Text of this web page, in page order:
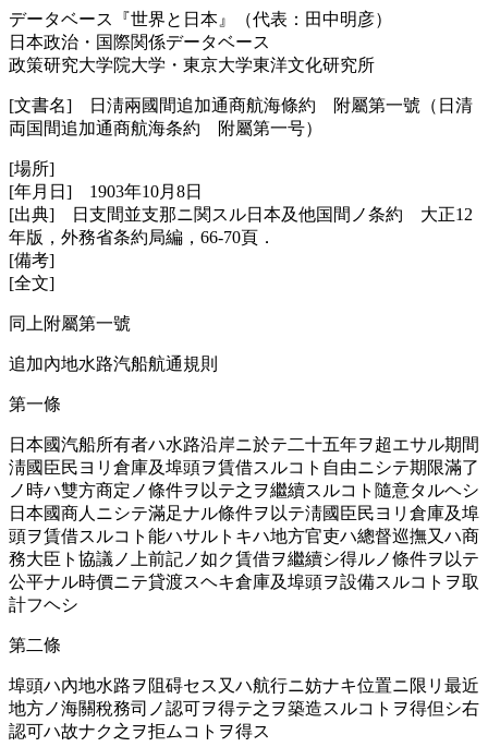
データベース『世界と日本』（代表：田中明彦）
日本政治・国際関係データベース
政策研究大学院大学・東京大学東洋文化研究所
[文書名] 日淸兩國間追加通󠄁商航海條約 附屬第一號（日清
両国間追加通商航海条約 附屬第一号）
[場所]
[年月日] 1903年10月8日
[出典] 日支間並支那ニ関スル日本及他国間ノ条約 大正12
年版，外務省条約局編，66-70頁．
[備考]
[全文]
同上附屬第一號
追加內地水路汽船航通󠄁規則
第一條
日本國汽船所󠄁有者ハ水路沿岸ニ於テ二十五年ヲ超エサル期間
淸國臣民ヨリ倉庫及埠頭ヲ賃借スルコト自由ニシテ期限滿了
ノ時ハ雙方商定ノ條件ヲ以テ之ヲ繼續スルコト隨意タルヘシ
日本國商人ニシテ滿足ナル條件ヲ以テ淸國臣民ヨリ倉庫及埠
頭ヲ賃借スルコト能ハサルトキハ地方官吏ハ總督巡撫又ハ商
務大臣ト協議ノ上前記ノ如ク賃借ヲ繼續シ得ルノ條件ヲ以テ
公平ナル時價ニテ貸渡スヘキ倉庫及埠頭ヲ設備スルコトヲ取
計フヘシ
第二條
埠頭ハ內地水路ヲ阻碍セス又ハ航行ニ妨ナキ位置ニ限リ最近
地方ノ海關稅務司ノ認󠄁可ヲ得テ之ヲ築造󠄁スルコトヲ得但シ右
認󠄁可ハ故ナク之ヲ拒ムコトヲ得ス